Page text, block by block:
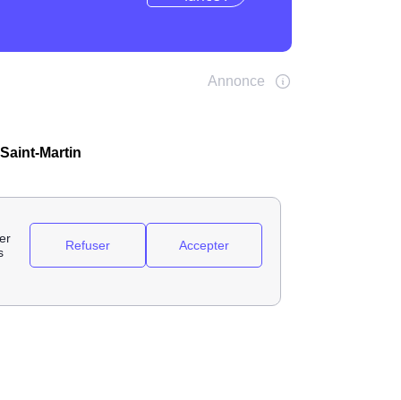
Martin
directs dans sa zone d'activité.